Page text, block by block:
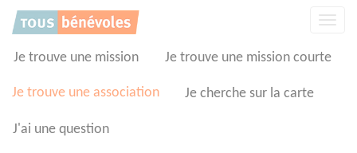
Je trouve une mission Je trouve une mission courte
Je trouve une association Je cherche sur la carte
J'ai une question
Panneau de gestion des cookies